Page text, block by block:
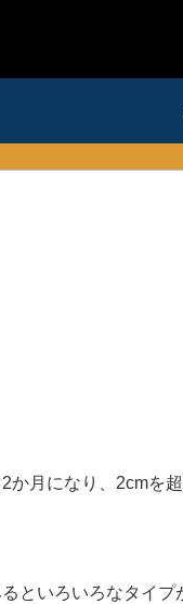
か月になり、2cmを
といろいろなタイプ